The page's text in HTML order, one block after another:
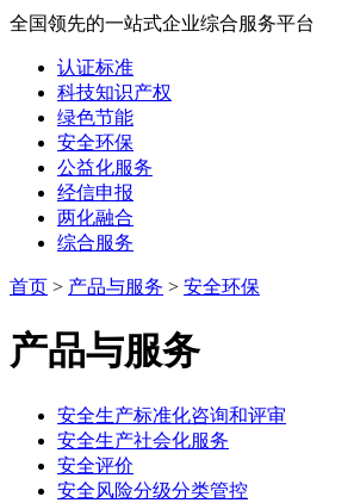
全国领先的一站式企业综合服务平台
认证标准
科技知识产权
绿色节能
安全环保
公益化服务
经信申报
两化融合
综合服务
首页 > 产品与服务 > 安全环保
产品与服务
安全生产标准化咨询和评审
安全生产社会化服务
安全评价
安全风险分级分类管控